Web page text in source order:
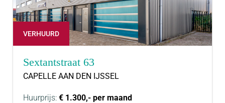
VERHUURD
Sextantstraat 63
CAPELLE AAN DEN IJSSEL
Huurprijs: € 1.300,- per maand